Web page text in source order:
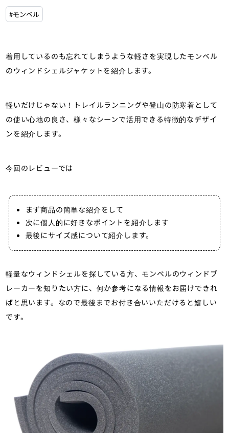
#モンベル
着用しているのも忘れてしまうような軽さを実現したモンベル
のウィンドシェルジャケットを紹介します。
軽いだけじゃない！トレイルランニングや登山の防寒着として
の使い心地の良さ、様々なシーンで活用できる特徴的なデザイ
ンを紹介します。
今回のレビューでは
まず商品の簡単な紹介をして
次に個人的に好きなポイントを紹介します
最後にサイズ感について紹介します。
軽量なウィンドシェルを探している方、モンベルのウィンドブ
レーカーを知りたい方に、何か参考になる情報をお届けできれ
ばと思います。なので最後までお付き合いいただけると嬉しい
です。